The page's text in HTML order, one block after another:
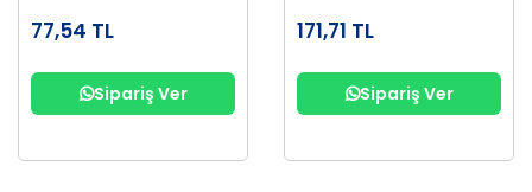
77,54 TL
Sipariş Ver
171,71 TL
Sipariş Ver